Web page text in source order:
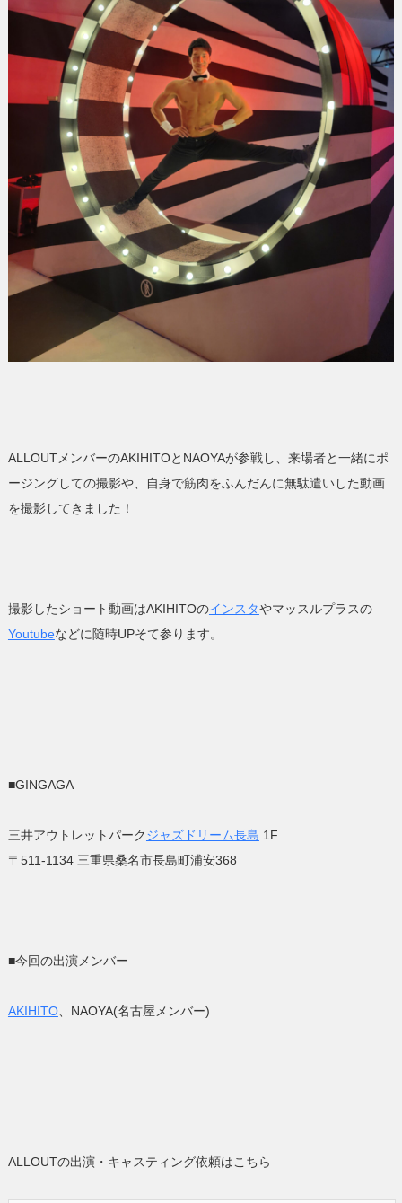
ALLOUTメンバーのAKIHITOとNAOYAが参戦し、来場者と一緒にポ
ージングしての撮影や、自身で筋肉をふんだんに無駄遣いした動画
を撮影してきました！
撮影したショート動画はAKIHITOのインスタやマッスルプラスの
Youtubeなどに随時UPそて参ります。
■GINGAGA
三井アウトレットパークジャズドリーム長島 1F
〒511-1134 三重県桑名市長島町浦安368
■今回の出演メンバー
AKIHITO、NAOYA(名古屋メンバー)
ALLOUTの出演・キャスティング依頼はこちら